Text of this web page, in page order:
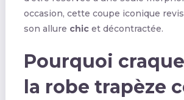
occasion, cette coupe iconique
son allure chicet décontractée.
Pourquoi
la robe trapèze